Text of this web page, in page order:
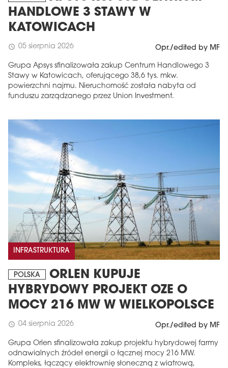
HANDLOWE 3 STAWY W
KATOWICACH
schedule 05 sierpnia 2026 Opr./edited by MF
Grupa Apsys sfinalizowała zakup Centrum Handlowego 3
Stawy w Katowicach, oferującego 38,6 tys. mkw.
powierzchni najmu. Nieruchomość została nabyta od
funduszu zarządzanego przez Union Investment.
INFRASTRUKTURA
POLSKA
ORLEN KUPUJE
HYBRYDOWY PROJEKT OZE O
MOCY 216 MW W WIELKOPOLSCE
schedule 04 sierpnia 2026 Opr./edited by MF
Grupa Orlen sfinalizowała zakup projektu hybrydowej farmy
odnawialnych źródeł energii o łącznej mocy 216 MW.
Kompleks, łączący elektrownię słoneczną z wiatrową,